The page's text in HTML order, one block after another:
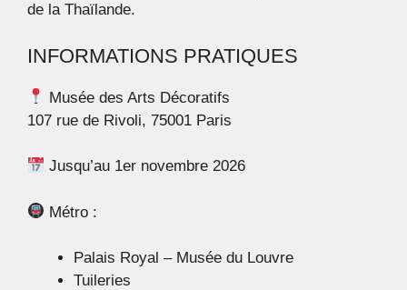
de la Thaïlande.
INFORMATIONS PRATIQUES
Musée des Arts Décoratifs
107 rue de Rivoli, 75001 Paris
Jusqu’au 1er novembre 2026
Métro :
Palais Royal – Musée du Louvre
Tuileries